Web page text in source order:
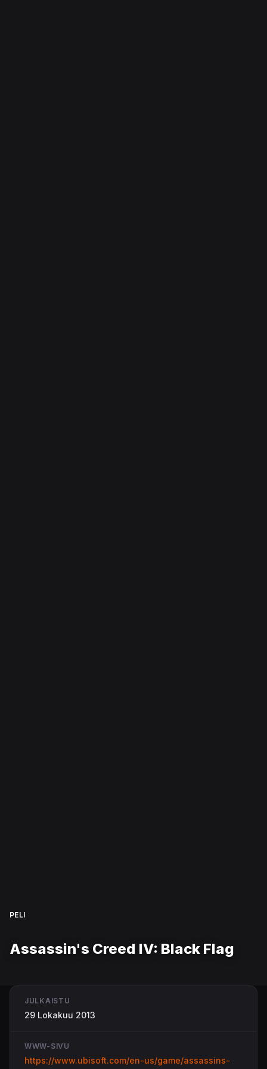
PELI
Assassin's Creed IV: Black Flag
JULKAISTU
29 Lokakuu 2013
WWW-SIVU
https://www.ubisoft.com/en-us/game/assassins-